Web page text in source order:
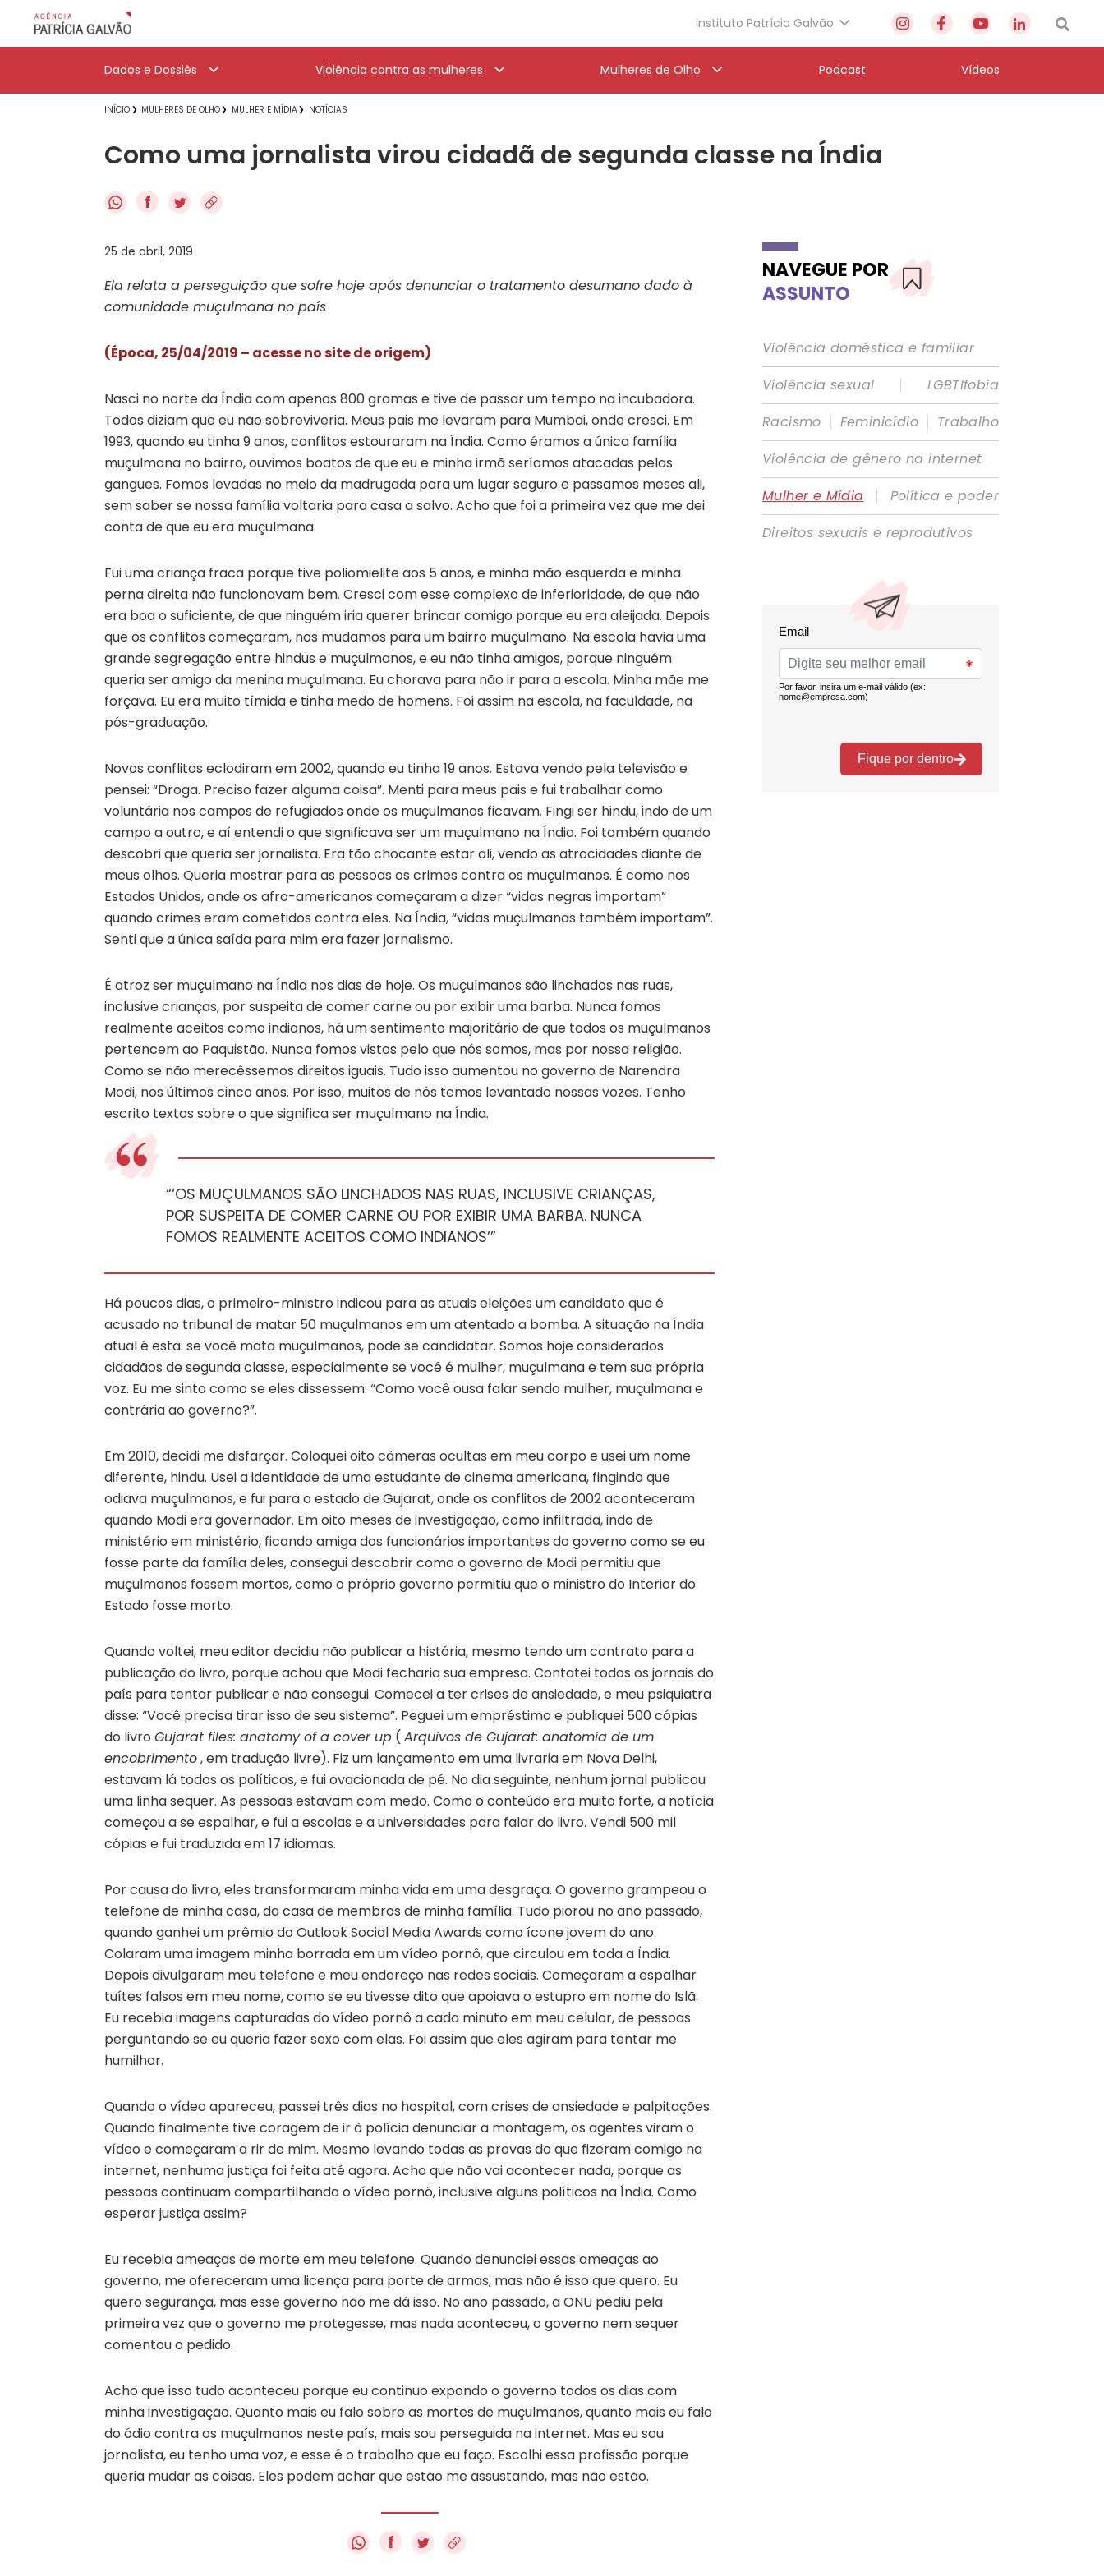
Instituto Patrícia Galvão
Dados e Dossiês Violência contra as mulheres Mulheres de Olho Podcast Vídeos
INÍCIO MULHERES DE OLHO MULHER E MÍDIA NOTÍCIAS
Como uma jornalista virou cidadã de segunda classe na Índia
f
25 de abril, 2019
Ela relata a perseguição que sofre hoje após denunciar o tratamento desumano dado à
comunidade muçulmana no país
(Época, 25/04/2019 – acesse no site de origem)
Nasci no norte da Índia com apenas 800 gramas e tive de passar um tempo na incubadora.
Todos diziam que eu não sobreviveria. Meus pais me levaram para Mumbai, onde cresci. Em
1993, quando eu tinha 9 anos, conflitos estouraram na Índia. Como éramos a única família
muçulmana no bairro, ouvimos boatos de que eu e minha irmã seríamos atacadas pelas
gangues. Fomos levadas no meio da madrugada para um lugar seguro e passamos meses ali,
sem saber se nossa família voltaria para casa a salvo. Acho que foi a primeira vez que me dei
conta de que eu era muçulmana.
Fui uma criança fraca porque tive poliomielite aos 5 anos, e minha mão esquerda e minha
perna direita não funcionavam bem. Cresci com esse complexo de inferioridade, de que não
era boa o suficiente, de que ninguém iria querer brincar comigo porque eu era aleijada. Depois
que os conflitos começaram, nos mudamos para um bairro muçulmano. Na escola havia uma
grande segregação entre hindus e muçulmanos, e eu não tinha amigos, porque ninguém
queria ser amigo da menina muçulmana. Eu chorava para não ir para a escola. Minha mãe me
forçava. Eu era muito tímida e tinha medo de homens. Foi assim na escola, na faculdade, na
pós-graduação.
Novos conflitos eclodiram em 2002, quando eu tinha 19 anos. Estava vendo pela televisão e
pensei: “Droga. Preciso fazer alguma coisa”. Menti para meus pais e fui trabalhar como
voluntária nos campos de refugiados onde os muçulmanos ficavam. Fingi ser hindu, indo de um
campo a outro, e aí entendi o que significava ser um muçulmano na Índia. Foi também quando
descobri que queria ser jornalista. Era tão chocante estar ali, vendo as atrocidades diante de
meus olhos. Queria mostrar para as pessoas os crimes contra os muçulmanos. É como nos
Estados Unidos, onde os afro-americanos começaram a dizer “vidas negras importam”
quando crimes eram cometidos contra eles. Na Índia, “vidas muçulmanas também importam”.
Senti que a única saída para mim era fazer jornalismo.
É atroz ser muçulmano na Índia nos dias de hoje. Os muçulmanos são linchados nas ruas,
inclusive crianças, por suspeita de comer carne ou por exibir uma barba. Nunca fomos
realmente aceitos como indianos, há um sentimento majoritário de que todos os muçulmanos
pertencem ao Paquistão. Nunca fomos vistos pelo que nós somos, mas por nossa religião.
Como se não merecêssemos direitos iguais. Tudo isso aumentou no governo de Narendra
Modi, nos últimos cinco anos. Por isso, muitos de nós temos levantado nossas vozes. Tenho
escrito textos sobre o que significa ser muçulmano na Índia.
“‘OS MUÇULMANOS SÃO LINCHADOS NAS RUAS, INCLUSIVE CRIANÇAS,
POR SUSPEITA DE COMER CARNE OU POR EXIBIR UMA BARBA. NUNCA
FOMOS REALMENTE ACEITOS COMO INDIANOS’”
Há poucos dias, o primeiro-ministro indicou para as atuais eleições um candidato que é
acusado no tribunal de matar 50 muçulmanos em um atentado a bomba. A situação na Índia
atual é esta: se você mata muçulmanos, pode se candidatar. Somos hoje considerados
cidadãos de segunda classe, especialmente se você é mulher, muçulmana e tem sua própria
voz. Eu me sinto como se eles dissessem: “Como você ousa falar sendo mulher, muçulmana e
contrária ao governo?”.
Em 2010, decidi me disfarçar. Coloquei oito câmeras ocultas em meu corpo e usei um nome
diferente, hindu. Usei a identidade de uma estudante de cinema americana, fingindo que
odiava muçulmanos, e fui para o estado de Gujarat, onde os conflitos de 2002 aconteceram
quando Modi era governador. Em oito meses de investigação, como infiltrada, indo de
ministério em ministério, ficando amiga dos funcionários importantes do governo como se eu
fosse parte da família deles, consegui descobrir como o governo de Modi permitiu que
muçulmanos fossem mortos, como o próprio governo permitiu que o ministro do Interior do
Estado fosse morto.
Quando voltei, meu editor decidiu não publicar a história, mesmo tendo um contrato para a
publicação do livro, porque achou que Modi fecharia sua empresa. Contatei todos os jornais do
país para tentar publicar e não consegui. Comecei a ter crises de ansiedade, e meu psiquiatra
disse: “Você precisa tirar isso de seu sistema”. Peguei um empréstimo e publiquei 500 cópias
do livro Gujarat files: anatomy of a cover up (Arquivos de Gujarat: anatomia de um
encobrimento, em tradução livre). Fiz um lançamento em uma livraria em Nova Delhi,
estavam lá todos os políticos, e fui ovacionada de pé. No dia seguinte, nenhum jornal publicou
uma linha sequer. As pessoas estavam com medo. Como o conteúdo era muito forte, a notícia
começou a se espalhar, e fui a escolas e a universidades para falar do livro. Vendi 500 mil
cópias e fui traduzida em 17 idiomas.
Por causa do livro, eles transformaram minha vida em uma desgraça. O governo grampeou o
telefone de minha casa, da casa de membros de minha família. Tudo piorou no ano passado,
quando ganhei um prêmio do Outlook Social Media Awards como ícone jovem do ano.
Colaram uma imagem minha borrada em um vídeo pornô, que circulou em toda a Índia.
Depois divulgaram meu telefone e meu endereço nas redes sociais. Começaram a espalhar
tuítes falsos em meu nome, como se eu tivesse dito que apoiava o estupro em nome do Islã.
Eu recebia imagens capturadas do vídeo pornô a cada minuto em meu celular, de pessoas
perguntando se eu queria fazer sexo com elas. Foi assim que eles agiram para tentar me
humilhar.
Quando o vídeo apareceu, passei três dias no hospital, com crises de ansiedade e palpitações.
Quando finalmente tive coragem de ir à polícia denunciar a montagem, os agentes viram o
vídeo e começaram a rir de mim. Mesmo levando todas as provas do que fizeram comigo na
internet, nenhuma justiça foi feita até agora. Acho que não vai acontecer nada, porque as
pessoas continuam compartilhando o vídeo pornô, inclusive alguns políticos na Índia. Como
esperar justiça assim?
Eu recebia ameaças de morte em meu telefone. Quando denunciei essas ameaças ao
governo, me ofereceram uma licença para porte de armas, mas não é isso que quero. Eu
quero segurança, mas esse governo não me dá isso. No ano passado, a ONU pediu pela
primeira vez que o governo me protegesse, mas nada aconteceu, o governo nem sequer
comentou o pedido.
Acho que isso tudo aconteceu porque eu continuo expondo o governo todos os dias com
minha investigação. Quanto mais eu falo sobre as mortes de muçulmanos, quanto mais eu falo
do ódio contra os muçulmanos neste país, mais sou perseguida na internet. Mas eu sou
jornalista, eu tenho uma voz, e esse é o trabalho que eu faço. Escolhi essa profissão porque
queria mudar as coisas. Eles podem achar que estão me assustando, mas não estão.
f
NAVEGUE POR
ASSUNTO
Violência doméstica e familiar
Violência sexual
|
LGBTIfobia
Racismo | Feminicídio | Trabalho
Violência de gênero na internet
Mulher e Mídia
|
Política e poder
Direitos sexuais e reprodutivos